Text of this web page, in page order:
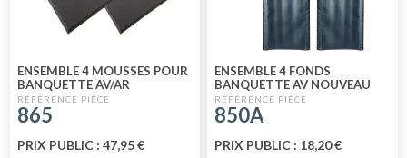
ENSEMBLE 4 MOUSSES POUR
BANQUETTE AV/AR
865
PRIX PUBLIC : 47,95 €
ENSEMBLE 4 FONDS
BANQUETTE AV NOUVEAU
MODELE
850A
PRIX PUBLIC : 18,20 €